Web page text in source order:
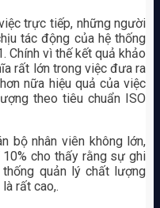
trực tiếp, những người
tác động của hệ thống
Chính vì thế kết quả khảo
rất lớn trong việc đưa ra
nữa hiệu quả của việc
theo tiêu chuẩn ISO
bộ nhân viên không lớn,
cho thấy rằng sự ghi
quản lý chất lượng
rất cao,.